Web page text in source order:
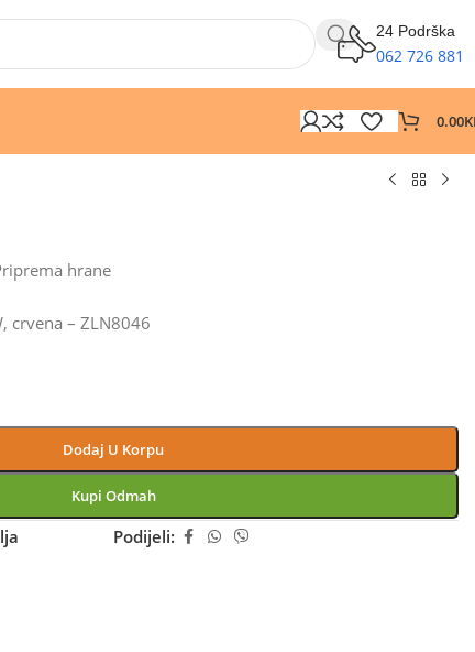
24 Podrška
062 726 881
0.00
hrane
crvena – ZLN8046
Dodaj U Korpu
Kupi Odmah
Podijeli: